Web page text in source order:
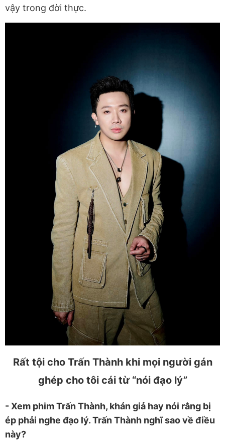
vậy trong đời thực.
Rất tội cho Trấn Thành khi mọi người gán
ghép cho tôi cái từ “nói đạo lý”
- Xem phim Trấn Thành, khán giả hay nói rằng bị
ép phải nghe đạo lý. Trấn Thành nghĩ sao về điều
này?